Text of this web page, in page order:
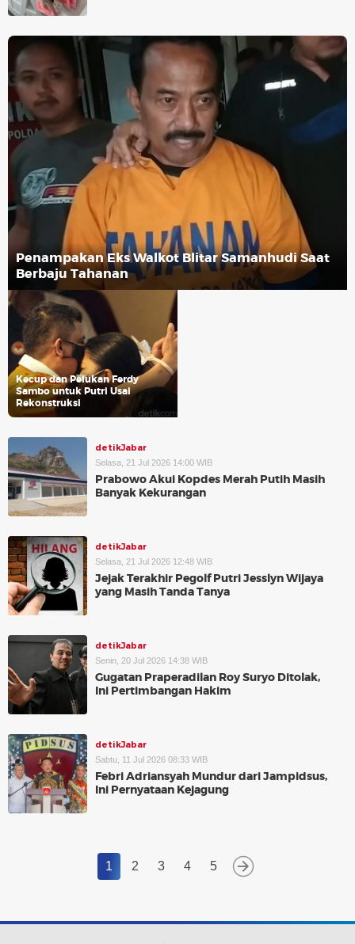
Penampakan Eks Walkot Blitar Samanhudi Saat
Berbaju Tahanan
Kecup dan Pelukan Ferdy
Sambo untuk Putri Usai
Rekonstruksi
detikJabar
Selasa, 21 Jul 2026 14:00 WIB
Prabowo Akui Kopdes Merah Putih Masih
Banyak Kekurangan
detikJabar
Selasa, 21 Jul 2026 12:48 WIB
Jejak Terakhir Pegolf Putri Jesslyn Wijaya
yang Masih Tanda Tanya
detikJabar
Senin, 20 Jul 2026 14:38 WIB
Gugatan Praperadilan Roy Suryo Ditolak,
Ini Pertimbangan Hakim
detikJabar
Sabtu, 11 Jul 2026 08:33 WIB
Febri Adriansyah Mundur dari Jampidsus,
Ini Pernyataan Kejagung
1 2 3 4 5